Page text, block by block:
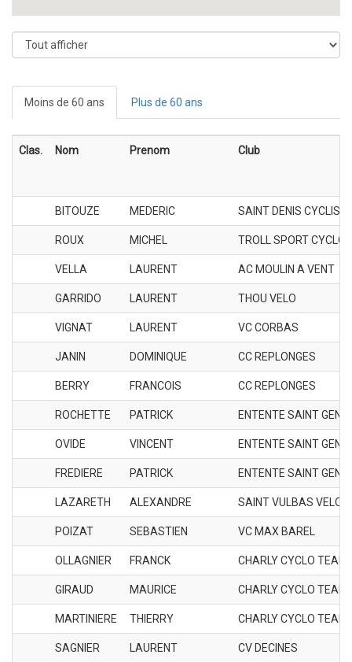
Moins de 60 ans Plus de 60 ans
Clas. Nom Prenom Club
BITOUZE MEDERIC SAINT DENIS
ROUX MICHEL TROLL SPORT CYCLO
VELLA LAURENT AC MOULIN A VENT
GARRIDO LAURENT THOU VELO
VIGNAT LAURENT VC CORBAS
JANIN DOMINIQUE CC REPLONGES
BERRY FRANCOIS CC REPLONGES
ROCHETTE PATRICK ENTENTE SAINT
OVIDE VINCENT ENTENTE SAINT
FREDIERE PATRICK ENTENTE SAINT
LAZARETH ALEXANDRE SAINT VULBAS VELO
POIZAT SEBASTIEN VC MAX BAREL
OLLAGNIER FRANCK CHARLY CYCLO TEAM
GIRAUD MAURICE CHARLY CYCLO TEAM
MARTINIERE THIERRY CHARLY CYCLO TEAM
SAGNIER LAURENT CV DECINES